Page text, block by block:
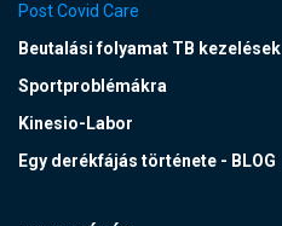
Post Covid Care
Beutalási folyamat TB kezelések
Sportproblémákra
Kinesio-Labor
Egy derékfájás története - BLOG